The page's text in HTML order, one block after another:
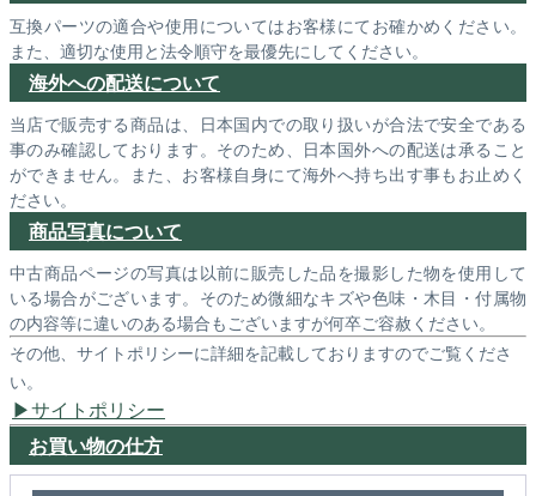
互換パーツの適合や使用についてはお客様にてお確かめください。
また、適切な使用と法令順守を最優先にしてください。
海外への配送について
当店で販売する商品は、日本国内での取り扱いが合法で安全である
事のみ確認しております。そのため、日本国外への配送は承ること
ができません。また、お客様自身にて海外へ持ち出す事もお止めく
ださい。
商品写真について
中古商品ページの写真は以前に販売した品を撮影した物を使用して
いる場合がございます。そのため微細なキズや色味・木目・付属物
の内容等に違いのある場合もございますが何卒ご容赦ください。
その他、サイトポリシーに詳細を記載しておりますのでご覧くださ
い。
サイトポリシー
お買い物の仕方